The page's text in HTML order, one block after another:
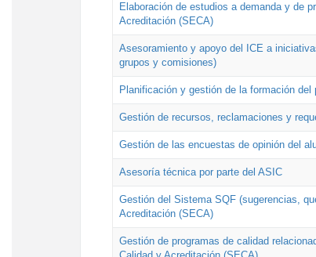
Elaboración de estudios a demanda y de
Acreditación (SECA)
Asesoramiento y apoyo del ICE a
grupos y comisiones)
Planificación y gestión de la formación
Gestión de recursos, reclamaciones y
Gestión de las encuestas de opinión del
Asesoría técnica por parte del ASIC
Gestión del Sistema SQF (sugerencias,
Acreditación (SECA)
Gestión de programas de calidad